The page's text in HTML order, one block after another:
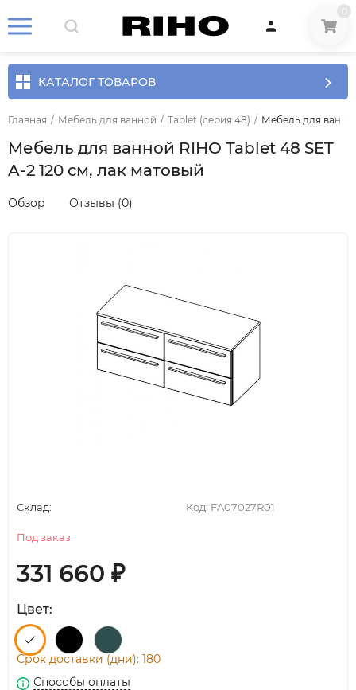
КАТАЛОГ ТОВАРОВ
Главная / Мебель для ванной / Tablet (серия 48) / Мебель для
Мебель для ванной RIHO Tablet 48 SET
A-2 120 см, лак матовый
Обзор Отзывы (0)
Код: FA07027R01
Склад:
Под заказ
331 660 ₽
Цвет:
Срок доставки (дни): 180
Способы оплаты